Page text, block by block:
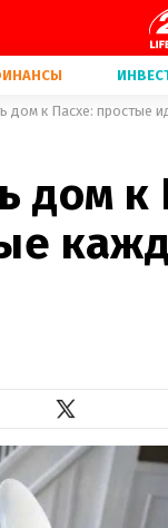
дом к Пасхе: простые
дом